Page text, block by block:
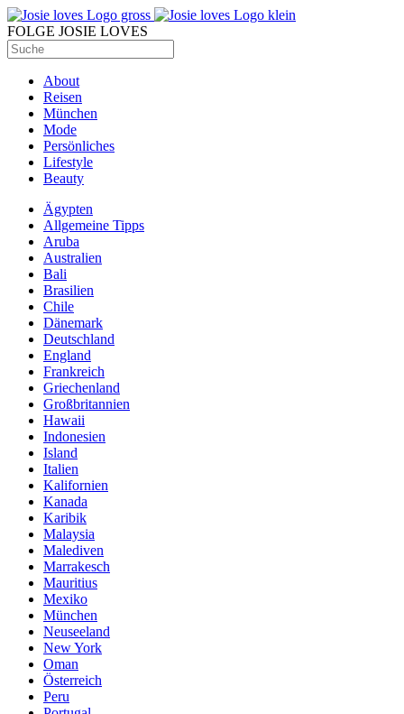
FOLGE JOSIE LOVES
About
Reisen
München
Mode
Persönliches
Lifestyle
Beauty
Ägypten
Allgemeine Tipps
Aruba
Australien
Bali
Brasilien
Chile
Dänemark
Deutschland
England
Frankreich
Griechenland
Großbritannien
Hawaii
Indonesien
Island
Italien
Kalifornien
Kanada
Karibik
Malaysia
Malediven
Marrakesch
Mauritius
Mexiko
München
Neuseeland
New York
Oman
Österreich
Peru